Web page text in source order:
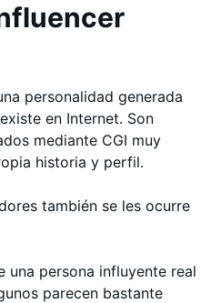
personalidad generada
en Internet. Son
mediante CGI muy
historia y perfil.
también se les ocurre
una persona influyente real
parecen bastante